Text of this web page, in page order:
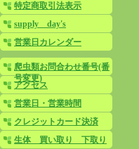
特定商取引法表示
supply day's
営業日カレンダー
爬虫類お問合わせ番号(番
号変更)
アクセス
営業日・営業時間
クレジットカード決済
生体 買い取り 下取り